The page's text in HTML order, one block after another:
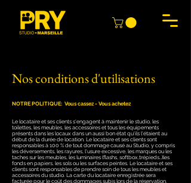
Nos conditions d'utilisations
NOTRE POLITIQUE: Vous cassez - Vous achetez
Le locataire et ses clients s'engagent à maintenir le studio, les
toilettes, les meubles, les accessoires et tous les équipements
présents dans les locaux dans un aussi bon état qu'ils l'étaient au
début de la durée de location. Le locataire et ses clients sont
responsables à 100 % de tout dommage causé au Studio, y compris
les déversements, les rayures, l'usure excessive, les marques ou les
taches sur les meubles, les luminaires (flashs, softbox,trépieds…)les
fonds en papiers, les sols ou les surfaces peintes. Le locataire et ses
clients sont r​esponsables de prendre soin de tous les meubles et
accessoires du studio. La carte du locataire enregistrée sera
facturée pour le coût des dommages subis lors de la réservation.